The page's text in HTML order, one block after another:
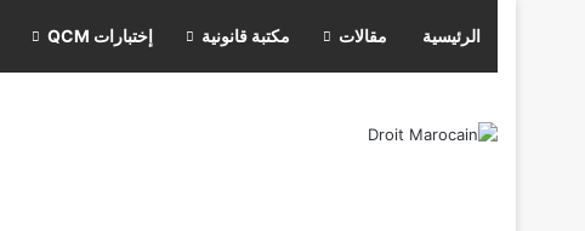
الرئيسية مقالات مكتبة قانونية إختبارات QCM